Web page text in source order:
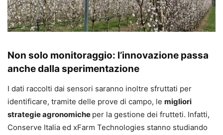
Non solo monitoraggio: l’innovazione passa
anche dalla sperimentazione
I dati raccolti dai sensori saranno inoltre sfruttati per
identificare, tramite delle prove di campo, le migliori
strategie agronomiche per la gestione dei frutteti. Infatti,
Conserve Italia ed xFarm Technologies stanno studiando